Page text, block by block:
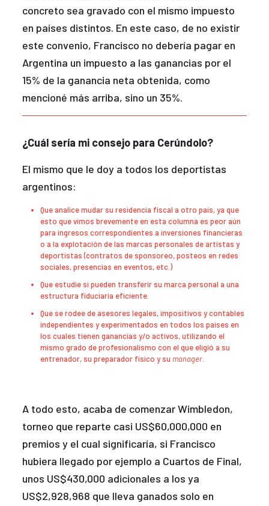
concreto sea gravado con el mismo impuesto
en países distintos. En este caso, de no existir
este convenio, Francisco no debería pagar en
Argentina un impuesto a las ganancias por el
15% de la ganancia neta obtenida, como
mencioné más arriba, sino un 35%.
¿Cuál sería mi consejo para Cerúndolo?
El mismo que le doy a todos los deportistas
argentinos:
Que analice mudar su residencia fiscal a otro país, ya que
esto que vimos brevemente en esta columna es peor aún
para ingresos correspondientes a inversiones financieras
o a la explotación de las marcas personales de artistas y
deportistas (contratos de sponsoreo, posteos en redes
sociales, presencias en eventos, etc.)
Que estudie si pueden transferir su marca personal a una
estructura fiduciaria eficiente.
Que se rodee de asesores legales, impositivos y contables
independientes y experimentados en todos los países en
los cuales tienen ganancias y/o activos, utilizando el
mismo grado de profesionalismo con el que eligió a su
entrenador, su preparador físico y su manager.
A todo esto, acaba de comenzar Wimbledon,
torneo que reparte casi US$60,000,000 en
premios y el cual significaría, si Francisco
hubiera llegado por ejemplo a Cuartos de Final,
unos US$430,000 adicionales a los ya
US$2,928,968 que lleva ganados solo en